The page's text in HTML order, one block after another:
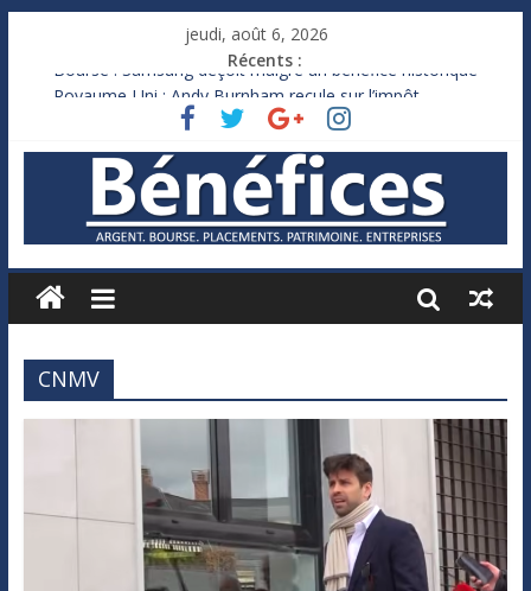
jeudi, août 6, 2026
Récents :
Bourse : Samsung déçoit malgré un bénéfice historique
Royaume-Uni : Andy Burnham recule sur l’impôt
Xavier Niel, le milliardaire qui ne touche presque rien
Ruée des fortunes russes vers l’étranger
France : le logement mis à l’épreuve par la chaleur
CNMV